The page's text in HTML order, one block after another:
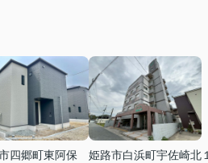
四郷町東阿保
姫路市白浜町宇佐崎北